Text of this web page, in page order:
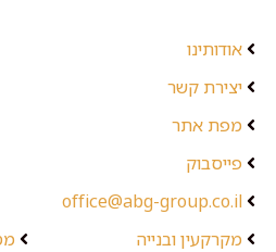
אודותינו
יצירת קשר
מפת אתר
פייסבוק
office@abg-group.co.il
מקרקעין ובנייה